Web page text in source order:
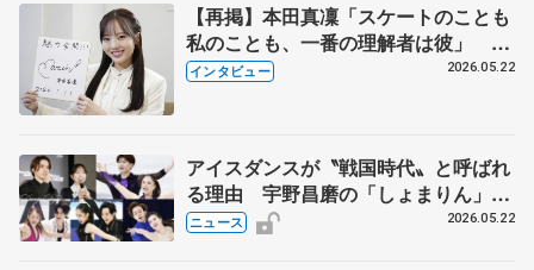
【再掲】本田真凜「スケートのことも
私のことも、一番の理解者は彼」 引
退時の単独インタビューで語った競技
インタビュー 2026.05.22
アイスダンスが〝戦国時代〟と呼ばれ
る理由 宇野昌磨の「しょまりん」ら
実力者が相次いで参戦 国内の競争激
ニュース 2026.05.22